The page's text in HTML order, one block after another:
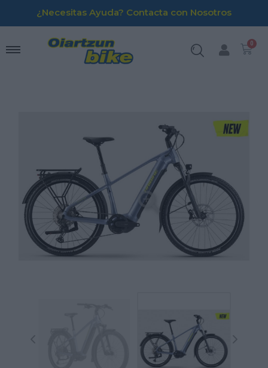
¿Necesitas Ayuda? Contacta con Nosotros
